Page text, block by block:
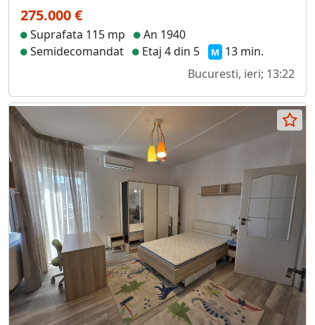
275.000 €
Suprafata 115 mp
An 1940
Semidecomandat
Etaj 4 din 5 M 13 min.
Bucuresti, ieri; 13:22